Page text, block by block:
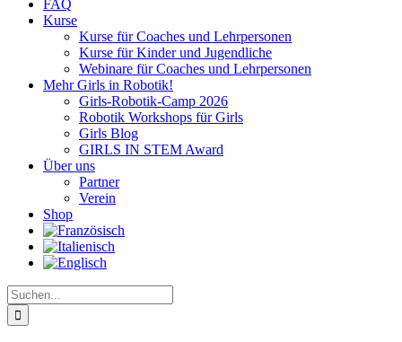
FAQ
Kurse
Kurse für Coaches und Lehrpersonen
Kurse für Kinder und Jugendliche
Webinare für Coaches und Lehrpersonen
Mehr Girls in Robotik!
Girls-Robotik-Camp 2026
Robotik Workshops für Girls
Girls Blog
GIRLS IN STEM Award
Über uns
Partner
Verein
Shop
Suche
nach: